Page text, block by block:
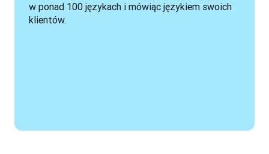
w ponad 100 językach i mówiąc językiem swoich
klientów.